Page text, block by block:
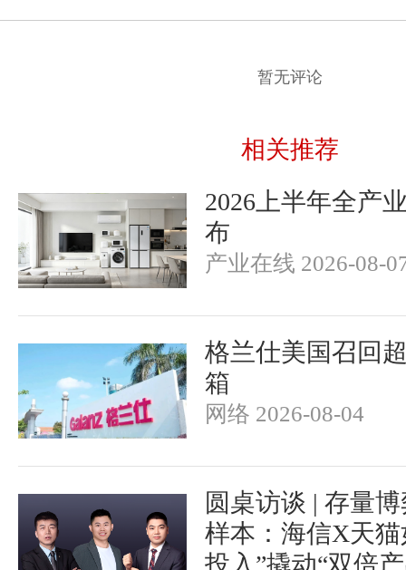
暂无评论
相关推荐
2026上半年全产
布
产业在线 2026-08-
格兰仕美国召回
箱
网络 2026-08-04
圆桌访谈 | 存量
样本：海信X天
投入”撬动“双倍